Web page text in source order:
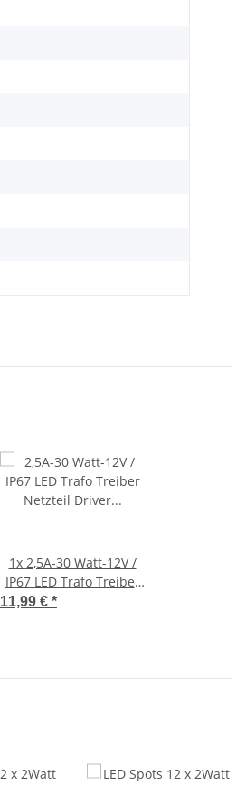
1x 2,5A-30 Watt-12V /
IP67 LED Trafo Treiber
Netzteil Driver
11,99 € *